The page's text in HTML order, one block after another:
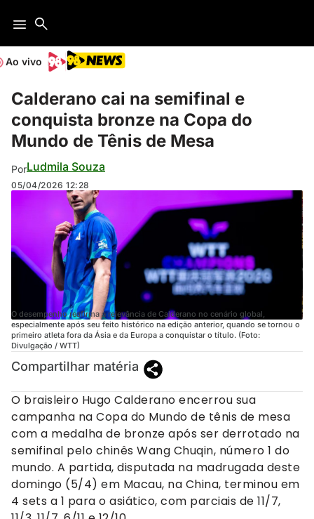
Ao vivo
Calderano cai na semifinal e
conquista bronze na Copa do
Mundo de Tênis de Mesa
PorLudmila Souza
05/04/2026 12:28
O desempenho reafirma a relevância de Calderano no cenário global,
especialmente após seu feito histórico na edição anterior, quando se tornou o
primeiro atleta fora da Ásia e da Europa a conquistar o título. (Foto:
Divulgação / WTT)
Compartilhar matéria
O braisleiro Hugo Calderano encerrou sua
campanha na Copa do Mundo de tênis de mesa
com a medalha de bronze após ser derrotado na
semifinal pelo chinês Wang Chuqin, número 1 do
mundo. A partida, disputada na madrugada deste
domingo (5/4) em Macau, na China, terminou em
4 sets a 1 para o asiático, com parciais de 11/7,